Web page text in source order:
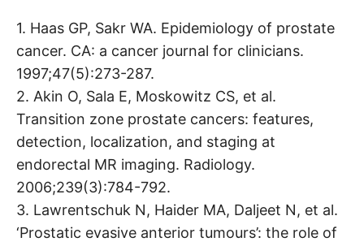
1. Haas GP, Sakr WA. Epidemiology of prostate
cancer. CA: a cancer journal for clinicians.
1997;47(5):273-287.
2. Akin O, Sala E, Moskowitz CS, et al.
Transition zone prostate cancers: features,
detection, localization, and staging at
endorectal MR imaging. Radiology.
2006;239(3):784-792.
3. Lawrentschuk N, Haider MA, Daljeet N, et al.
‘Prostatic evasive anterior tumours’: the role of